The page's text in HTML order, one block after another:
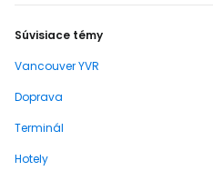
Súvisiace témy
Vancouver YVR
Doprava
Terminál
Hotely